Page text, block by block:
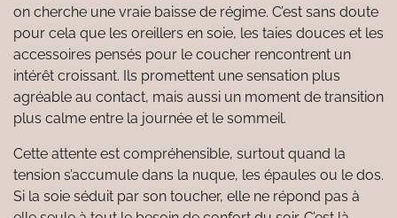
on cherche une vraie baisse de régime. C’est sans doute
pour cela que les oreillers en soie, les taies douces et les
accessoires pensés pour le coucher rencontrent un
intérêt croissant. Ils promettent une sensation plus
agréable au contact, mais aussi un moment de transition
plus calme entre la journée et le sommeil.
Cette attente est compréhensible, surtout quand la
tension s’accumule dans la nuque, les épaules ou le dos.
Si la soie séduit par son toucher, elle ne répond pas à